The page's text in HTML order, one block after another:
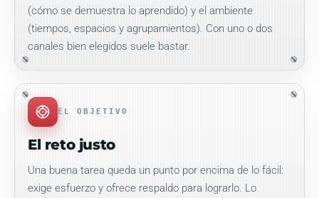
(cómo se demuestra lo aprendido) y el ambiente
(tiempos, espacios y agrupamientos). Con uno o dos
canales bien elegidos suele bastar.
EL OBJETIVO
El reto justo
Una buena tarea queda un punto por encima de lo fácil:
exige esfuerzo y ofrece respaldo para lograrlo. Lo